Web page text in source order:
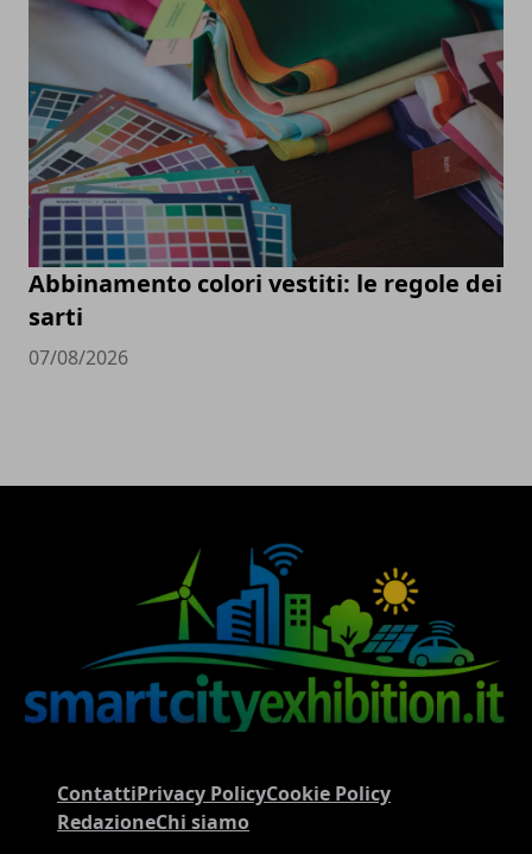
Abbinamento colori vestiti: le regole dei
sarti
07/08/2026
ContattiPrivacy PolicyCookie Policy
RedazioneChi siamo